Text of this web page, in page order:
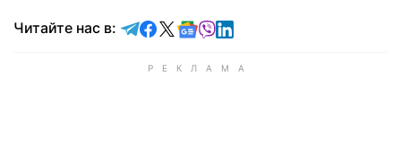
Читайте нас в: Читайте в Telegram
Читайте в Facebook
Читайте в X
Читайте в Google news
Читайте в Viber
Читайте в LinkedIn